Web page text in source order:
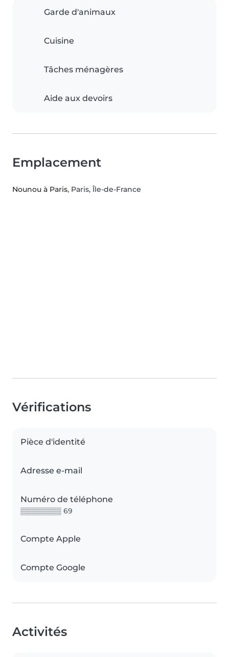
Garde d'animaux
Cuisine
Tâches ménagères
Aide aux devoirs
Emplacement
Nounou à Paris, Paris, Île-de-France
Vérifications
Pièce d'identité
Adresse e-mail
Numéro de téléphone
▒▒▒▒▒▒▒▒ 69
Compte Apple
Compte Google
Activités